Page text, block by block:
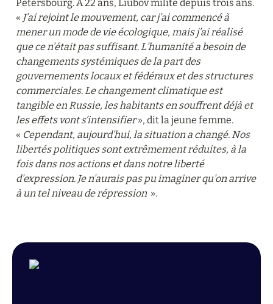
Pétersbourg. À 22 ans, Liubov milite depuis trois ans.
« J’ai rejoint le mouvement, car j’ai commencé à
mener un mode de vie écologique, mais j’ai réalisé
que ce n’était pas suffisant. L’humanité a besoin de
changements systémiques de la part des
gouvernements locaux et fédéraux et des structures
commerciales. Le changement climatique est
tangible en Russie, les habitants en souffrent déjà et
les effets vont s’intensifier », dit la jeune femme.
« Cependant, aujourd’hui, la situation a changé. Nos
libertés politiques sont extrêmement réduites, à la
fois dans nos actions et dans notre liberté
d’expression. Je n’aurais pas pu imaginer qu’on arrive
à un tel niveau de répression ».